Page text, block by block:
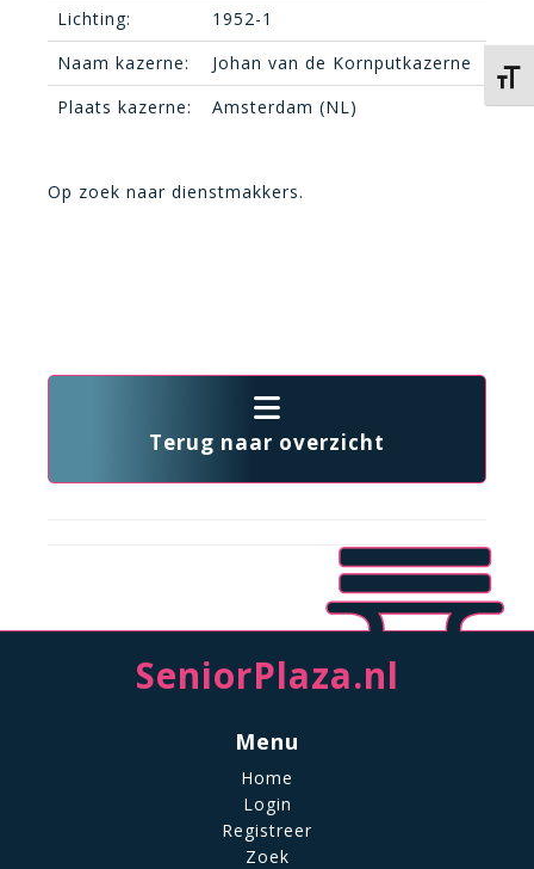
Lichting:
1952-1
Naam kazerne:
Johan van de Kornputkazerne
Plaats kazerne:
Amsterdam (NL)
Op zoek naar dienstmakkers.
Terug naar overzicht
SeniorPlaza.nl
Menu
Home
Login
Registreer
Zoek